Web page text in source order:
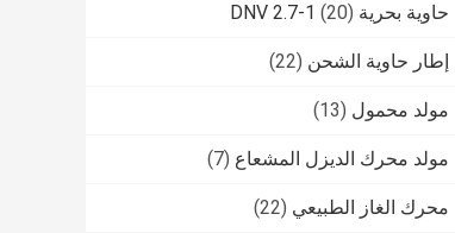
حاوية بحرية DNV 2.7-1 (20)
إطار حاوية الشحن (22)
مولد محمول (13)
مولد محرك الديزل المشعاع (7)
محرك الغاز الطبيعي (22)